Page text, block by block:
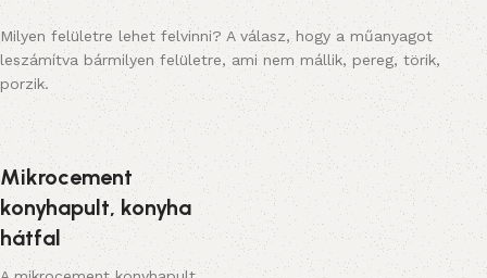
Milyen felületre lehet felvinni? A válasz, hogy a műanyagot
leszámítva bármilyen felületre, ami nem mállik, pereg, törik,
porzik.
Mikrocement
konyhapult, konyha
hátfal